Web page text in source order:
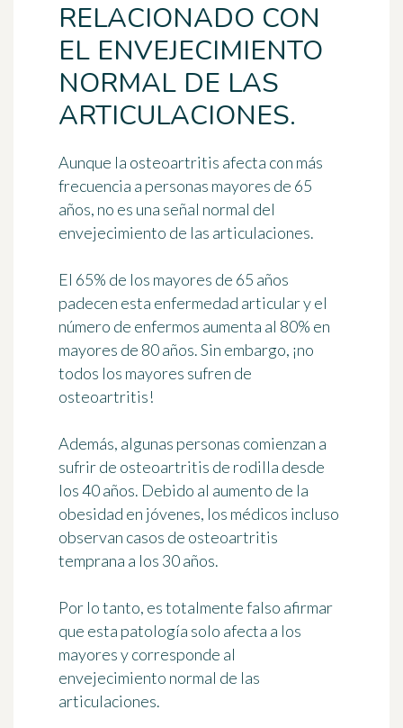
RELACIONADO CON
EL ENVEJECIMIENTO
NORMAL DE LAS
ARTICULACIONES.
Aunque la osteoartritis afecta con más
frecuencia a personas mayores de 65
años, no es una señal normal del
envejecimiento de las articulaciones.
El 65% de los mayores de 65 años
padecen esta enfermedad articular y el
número de enfermos aumenta al 80% en
mayores de 80 años. Sin embargo, ¡no
todos los mayores sufren de
osteoartritis!
Además, algunas personas comienzan a
sufrir de osteoartritis de rodilla desde
los 40 años. Debido al aumento de la
obesidad en jóvenes, los médicos incluso
observan casos de osteoartritis
temprana a los 30 años.
Por lo tanto, es totalmente falso afirmar
que esta patología solo afecta a los
mayores y corresponde al
envejecimiento normal de las
articulaciones.